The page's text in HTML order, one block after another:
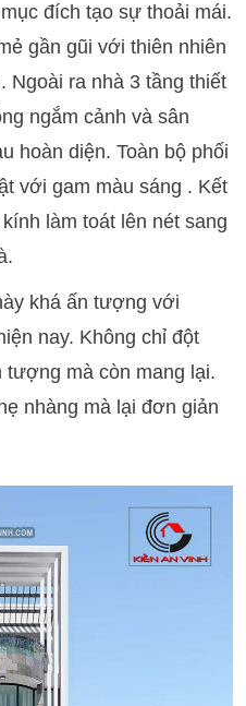
đích tạo sự thoải mái.
gần gũi với thiên nhiên
Ngoài ra nhà 3 tầng thiết
ngắm cảnh và sân
hoàn diện. Toàn bộ phối
với gam màu sáng . Kết
làm toát lên nét sang
khá ấn tượng với
nay. Không chỉ đột
tượng mà còn mang lại.
nhàng mà lại đơn giản